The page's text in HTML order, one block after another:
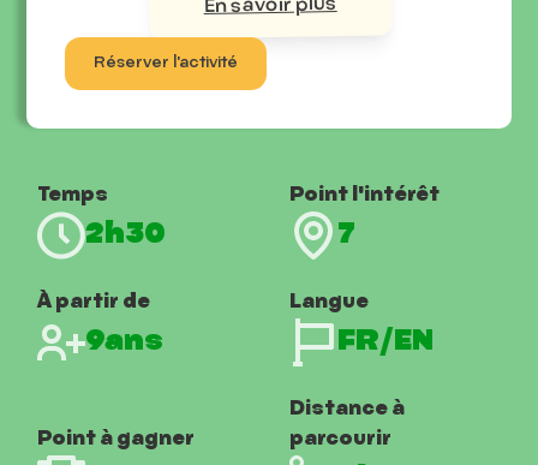
En savoir plus
Réserver l'activité
Temps
2h30
Point l'intérêt
7
À partir de
9ans
Langue
FR/EN
Point à gagner
Distance à
parcourir